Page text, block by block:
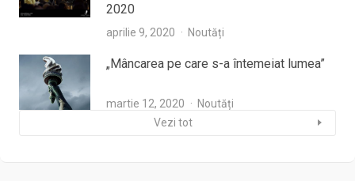
2020
aprilie 9, 2020 Noutăți
„Mâncarea pe care s-a întemeiat lumea”
martie 12, 2020
Noutăți
Vezi tot